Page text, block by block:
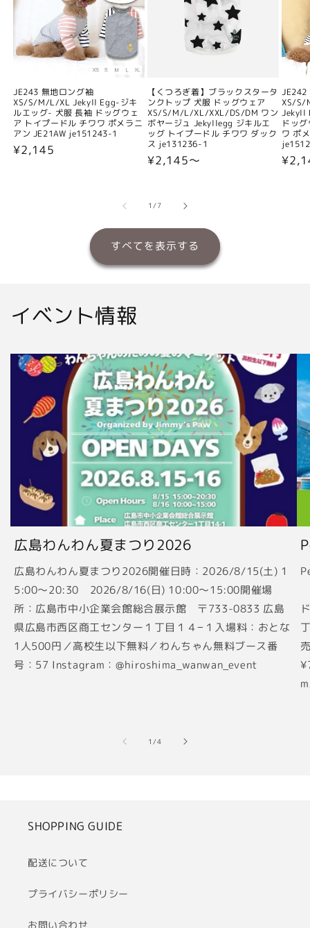
JE243 無地ロング袖
XS/S/M/L/XL Jekyll Egg-ジキ
ルエッグ- 犬服 長袖 ドッグウェ
ア トイプードル チワワ ポメラニ
アン JE21AW je151243-1
通
¥2,145
【くつろぎ着】ブラックスタータ
ンクトップ 犬服 ドッグウェア
XS/S/M/L/XL/XXL/DS/DM ワン
ボヤージュ Jekyllegg ジキルエ
ッグ トイプードル チワワ ダック
ス je131236-1
通
格
¥2,145〜
JE242
XS/S/
Jekyll
ドッ
ワ ポ
通
1/の
7
すべてを表示する
イベント情報
広島わんわん夏まつり2026
広島わんわん夏まつり2026開催日時：2026/8/15(土) 1
5:00〜20:30 2026/8/16(日) 10:00〜15:00開催場
所：広島市中小企業会館総合展示館 〒733-0833 広島
県広島市西区商工センター１丁目１４−１入場料：おとな
1人500円／高校生以下無料／わんちゃん無料ブース番
号：57 Instagram：@hiroshima_wanwan_event
1 /の
4
SHOPPING GUIDE
配送について
プライバシーポリシー
お問い合わせ